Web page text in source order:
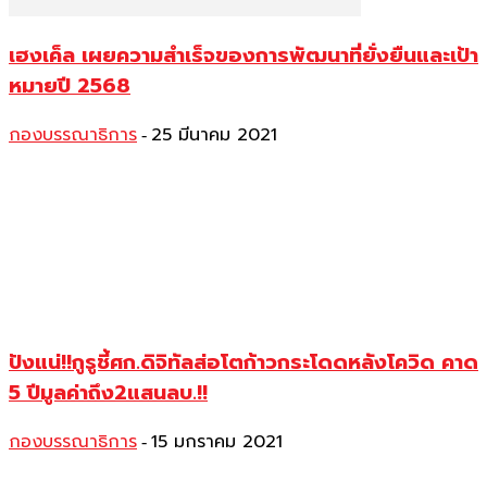
เฮงเค็ล เผยความสำเร็จของการพัฒนาที่ยั่งยืนและเป้า
หมายปี 2568
กองบรรณาธิการ - 25 มีนาคม 2021
ปังแน่!!กูรูชี้ศก.ดิจิทัลส่อโตก้าวกระโดดหลังโควิด คาด
5 ปีมูลค่าถึง2แสนลบ.!!
กองบรรณาธิการ - 15 มกราคม 2021